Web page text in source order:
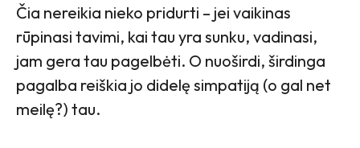
Čia nereikia nieko pridurti – jei vaikinas
rūpinasi tavimi, kai tau yra sunku, vadinasi,
jam gera tau pagelbėti. O nuoširdi, širdinga
pagalba reiškia jo didelę simpatiją (o gal net
meilę?) tau.